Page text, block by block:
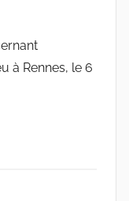
à Rennes, le 6